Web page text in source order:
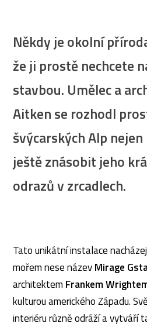
Někdy je okolní
že ji prostě nechcete
stavbou. Umělec a
Aitken se rozhodl
švýcarských Alp
ještě znásobit jeho
odrazů v zrcadlech.
Tato unikátní instalace
mořem nese názevMirage
architektem Frankem
kulturou amerického Západu.
interiéru různě odráží a vytváří